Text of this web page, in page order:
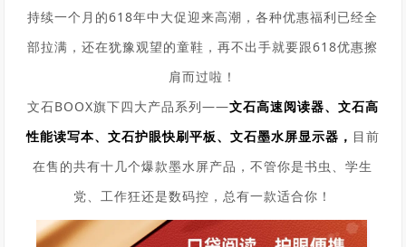
持续一个月的618年中大促迎来高潮，各种优惠福利已经全
部拉满，还在犹豫观望的童鞋，再不出手就要跟618优惠擦
肩而过啦！
文石BOOX旗下四大产品系列——文石高速阅读器、文石高
性能读写本、文石护眼快刷平板、文石墨水屏显示器， 目前
在售的共有十几个爆款墨水屏产品，不管你是书虫、学生
党、工作狂还是数码控，总有一款适合你！